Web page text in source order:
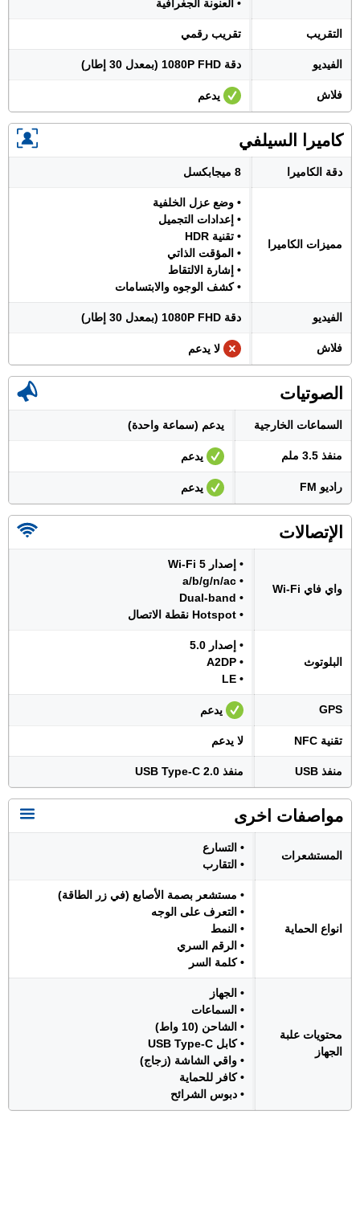
• العنونة الجغرافية
التقريب تقريب رقمي
الفيديو دقة 1080P FHD (بمعدل 30 إطار)
فلاش يدعم
كاميرا السيلفي
دقة الكاميرا 8 ميجابكسل
مميزات الكاميرا
• وضع عزل الخلفية
• إعدادات التجميل
• تقنية HDR
• المؤقت الذاتي
• إشارة الالتقاط
• كشف الوجوه والابتسامات
الفيديو دقة 1080P FHD (بمعدل 30 إطار)
فلاش لا يدعم
الصوتيات
السماعات الخارجية يدعم (سماعة واحدة)
منفذ 3.5 ملم يدعم
راديو FM يدعم
الإتصالات
واي فاي Wi-Fi
• إصدار Wi-Fi 5
• a/b/g/n/ac
• Dual-band
• Hotspot نقطة الاتصال
البلوتوث
• إصدار 5.0
• A2DP
• LE
GPS يدعم
تقنية NFC لا يدعم
منفذ USB منفذ USB Type-C 2.0
مواصفات اخرى
المستشعرات
• التسارع
• التقارب
انواع الحماية
• مستشعر بصمة الأصابع (في زر الطاقة)
• التعرف على الوجه
• النمط
• الرقم السري
• كلمة السر
محتويات علبة
الجهاز
• الجهاز
• السماعات
• الشاحن (10 واط)
• كابل USB Type-C
• واقي الشاشة (زجاج)
• كافر للحماية
• دبوس الشرائح